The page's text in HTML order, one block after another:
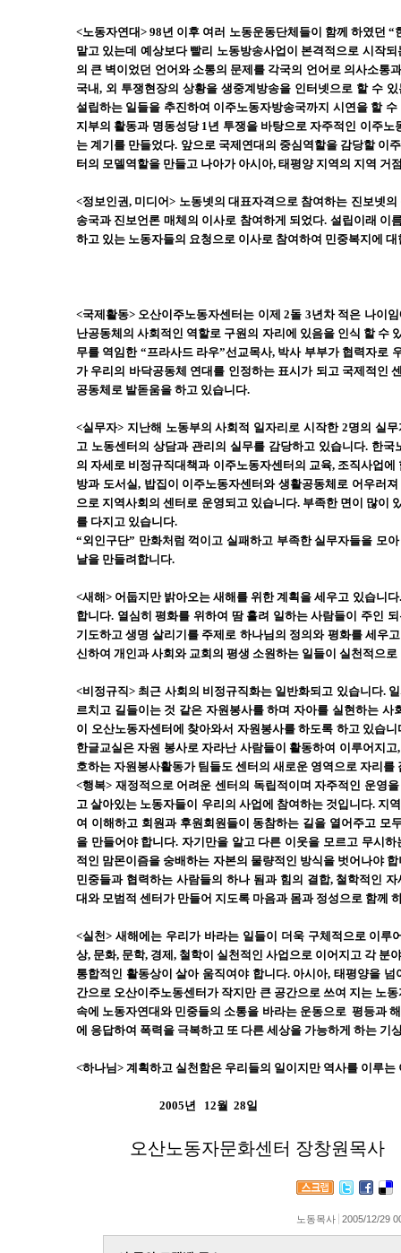
<노동자연대> 98년 이후 여러 노동운동단체들이 함께 하였던
맡고 있는데 예상보다 빨리 노동방송사업이 본격적으로 시작
의 큰 벽이었던 언어와 소통의 문제를 각국의 언어로 의사소통
국내, 외 투쟁현장의 상황을 생중계방송을 인터넷으로 할 수
설립하는 일들을 추진하여 이주노동자방송국까지 시연을 할
지부의 활동과 명동성당 1년 투쟁을 바탕으로 자주적인 이주
는 계기를 만들었다. 앞으로 국제연대의 중심역할을 감당할 이
터의 모델역할을 만들고 나아가 아시아, 태평양 지역의 지역 거
<정보인권, 미디어> 노동넷의 대표자격으로 참여하는 진보넷
송국과 진보언론 매체의 이사로 참여하게 되었다. 설립이래 이
하고 있는 노동자들의 요청으로 이사로 참여하여 민중복지에
<국제활동> 오산이주노동자센터는 이제 2돌 3년차 적은 나이
난공동체의 사회적인 역할로 구원의 자리에 있음을 인식 할 수
무를 역임한 “프라사드 라우”선교목사, 박사 부부가 협력자로
가 우리의 바닥공동체 연대를 인정하는 표시가 되고 국제적인
공동체로 발돋움을 하고 있습니다.
<실무자> 지난해 노동부의 사회적 일자리로 시작한 2명의 실
고 노동센터의 상담과 관리의 실무를 감당하고 있습니다. 한
의 자세로 비정규직대책과 이주노동자센터의 교육, 조직사업
방과 도서실, 밥집이 이주노동자센터와 생활공동체로 어우러
으로 지역사회의 센터로 운영되고 있습니다. 부족한 면이 많이
를 다지고 있습니다.
“외인구단” 만화처럼 꺽이고 실패하고 부족한 실무자들을 모
날을 만들려합니다.
<새해> 어둡지만 밝아오는 새해를 위한 계획을 세우고 있습니
합니다. 열심히 평화를 위하여 땀 흘려 일하는 사람들이 주인
기도하고 생명 살리기를 주제로 하나님의 정의와 평화를 세우
신하여 개인과 사회와 교회의 평생 소원하는 일들이 실천적으
<비정규직> 최근 사회의 비정규직화는 일반화되고 있습니다.
르치고 길들이는 것 같은 자원봉사를 하며 자아를 실현하는 사
이 오산노동자센터에 찾아와서 자원봉사를 하도록 하고 있습
한글교실은 자원 봉사로 자라난 사람들이 활동하여 이루어지
호하는 자원봉사활동가 팀들도 센터의 새로운 영역으로 자리를
<행복> 재정적으로 어려운 센터의 독립적이며 자주적인 운영
고 살아있는 노동자들이 우리의 사업에 참여하는 것입니다. 지
여 이해하고 회원과 후원회원들이 동참하는 길을 열어주고 모
을 만들어야 합니다. 자기만을 알고 다른 이웃을 모르고 무시
적인 맘몬이즘을 숭배하는 자본의 물량적인 방식을 벗어나야
민중들과 협력하는 사람들의 하나 됨과 힘의 결합, 철학적인
대와 모범적 센터가 만들어 지도록 마음과 몸과 정성으로 함께
<실천> 새해에는 우리가 바라는 일들이 더욱 구체적으로 이루
상, 문화, 문학, 경제, 철학이 실천적인 사업으로 이어지고 각 분
통합적인 활동상이 살아 움직여야 합니다. 아시아, 태평양을
간으로 오산이주노동센터가 작지만 큰 공간으로 쓰여 지는 노
속에 노동자연대와 민중들의 소통을 바라는 운동으로 평등과
에 응답하여 폭력을 극복하고 또 다른 세상을 가능하게 하는 기
<하나님> 계획하고 실천함은 우리들의 일이지만 역사를 이루
2005년 12월 28일
오산노동자문화센터 장창원목사
노동목사 2005/12/29